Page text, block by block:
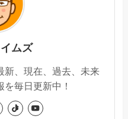
ムズ
新、現在、過去、未来
毎日更新中！